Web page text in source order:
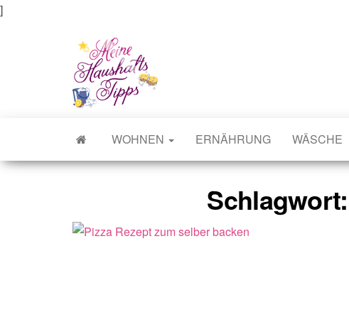
]
Meine Haushaltstipps
Das bisschen Haushalt . . .
WOHNEN ERNÄHRUNG WÄSCHE
Schlagwort: